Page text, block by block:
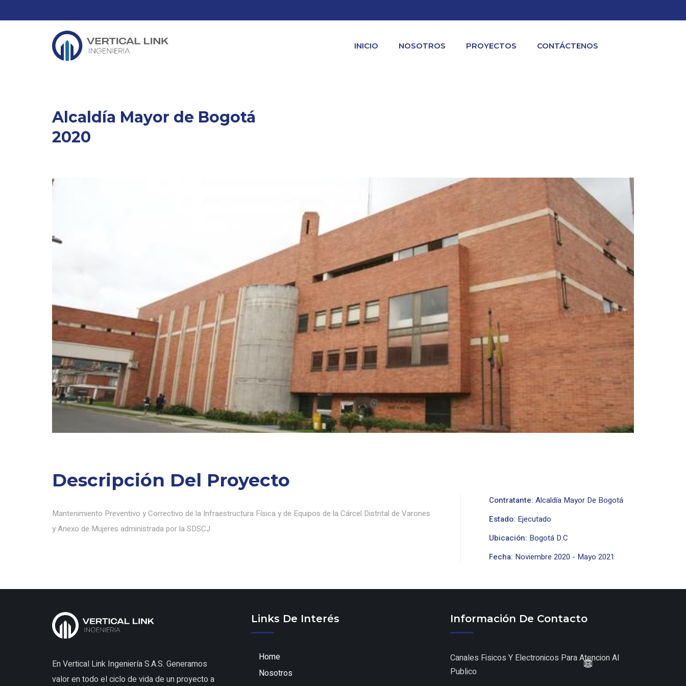
INICIO NOSOTROS PROYECTOS CONTÁCTENOS
Alcaldía Mayor de Bogotá
2020
Descripción Del Proyecto
Mantenimiento Preventivo y Correctivo de la Infraestructura Física y de Equipos de la Cárcel Distrital de Varones
y Anexo de Mujeres administrada por la SDSCJ
Contratante: Alcaldía Mayor De Bogotá
Estado: Ejecutado
Ubicación: Bogotá D.C
Fecha: Noviembre 2020 - Mayo 2021
En Vertical Link Ingeniería S.A.S. Generamos
valor en todo el ciclo de vida de un proyecto a
Links De Interés
Home
Nosotros
Información De Contacto
Canales Fisicos Y Electronicos Para Atencion Al
Publico